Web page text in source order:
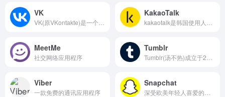
VK KakaoTalk
MeetMe
社交网络应用程序
Tumblr
Viber
一款免费的通讯应用程序
Snapchat